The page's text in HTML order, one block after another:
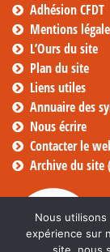
Adhésion CFDT
Mentions
L’Ours du site
Plan du site
Liens utiles
Annuaire des
Nous écrire
Contacter le
Archive du site
Nous
expérience sur